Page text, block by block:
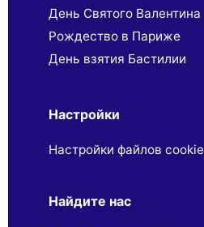
День Святого Валентина
Рождество в Париже
День взятия Бастилии
Настройки
Настройки файлов cookie
Найдите нас